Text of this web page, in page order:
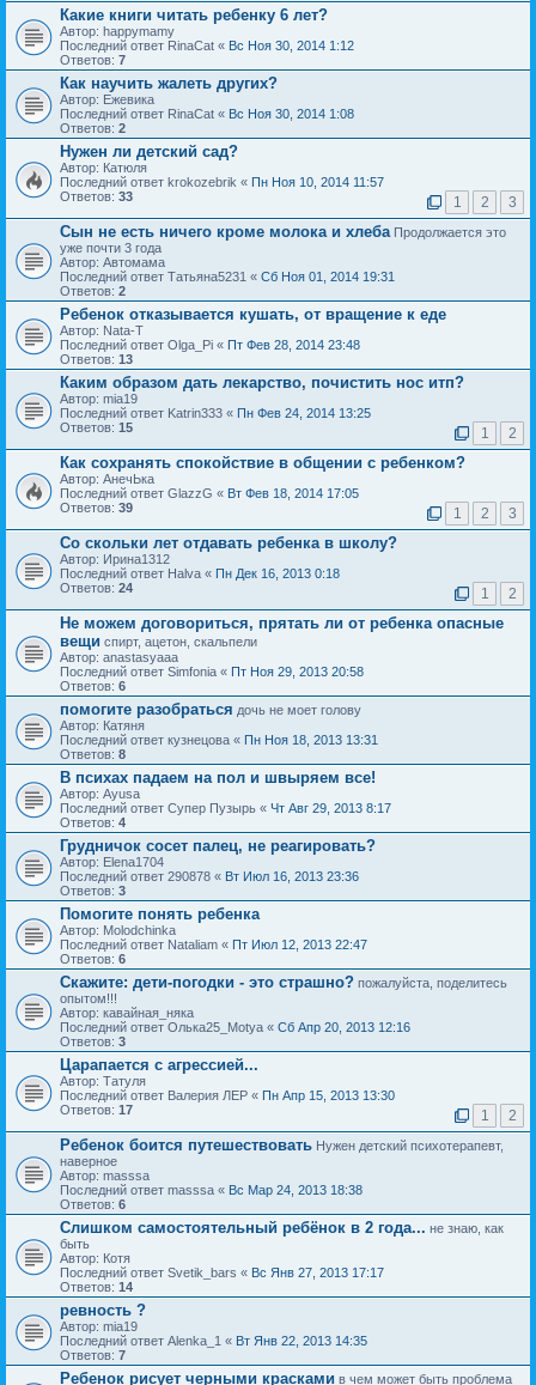
Какие книги читать ребенку 6 лет?
Автор: happymamy
Последний ответ RinaCat « Вс Ноя 30, 2014 1:12
Ответов: 7
Как научить жалеть других?
Автор: Ежевика
Последний ответ RinaCat « Вс Ноя 30, 2014 1:08
Ответов: 2
Нужен ли детский сад?
Автор: Катюля
Последний ответ krokozebrik « Пн Ноя 10, 2014 11:57
Ответов: 33 1 2 3
Сын не есть ничего кроме молока и хлеба Продолжается это
уже почти 3 года
Автор: Автомама
Последний ответ Татьяна5231 « Сб Ноя 01, 2014 19:31
Ответов: 2
Ребенок отказывается кушать, от вращение к еде
Автор: Nata-T
Последний ответ Olga_Pi « Пт Фев 28, 2014 23:48
Ответов: 13
Каким образом дать лекарство, почистить нос итп?
Автор: mia19
Последний ответ Katrin333 « Пн Фев 24, 2014 13:25
Ответов: 15 1 2
Как сохранять спокойствие в общении с ребенком?
Автор: АнечЬка
Последний ответ GlazzG « Вт Фев 18, 2014 17:05
Ответов: 39 1 2 3
Со скольки лет отдавать ребенка в школу?
Автор: Ирина1312
Последний ответ Halva « Пн Дек 16, 2013 0:18
Ответов: 24 1 2
Не можем договориться, прятать ли от ребенка опасные
вещи спирт, ацетон, скальпели
Автор: anastasyaaa
Последний ответ Simfonia « Пт Ноя 29, 2013 20:58
Ответов: 6
помогите разобраться дочь не моет голову
Автор: Катяня
Последний ответ кузнецова « Пн Ноя 18, 2013 13:31
Ответов: 8
В психах падаем на пол и швыряем все!
Автор: Ayusa
Последний ответ Супер Пузырь « Чт Авг 29, 2013 8:17
Ответов: 4
Грудничок сосет палец, не реагировать?
Автор: Elena1704
Последний ответ 290878 « Вт Июл 16, 2013 23:36
Ответов: 3
Помогите понять ребенка
Автор: Molodchinka
Последний ответ Nataliam « Пт Июл 12, 2013 22:47
Ответов: 6
Скажите: дети-погодки - это страшно? пожалуйста, поделитесь
опытом!!!
Автор: кавайная_няка
Последний ответ Олька25_Motya « Сб Апр 20, 2013 12:16
Ответов: 3
Царапается с агрессией...
Автор: Татуля
Последний ответ Валерия ЛЕР « Пн Апр 15, 2013 13:30
Ответов: 17 1 2
Ребенок боится путешествовать Нужен детский психотерапевт,
наверное
Автор: masssa
Последний ответ masssa « Вс Мар 24, 2013 18:38
Ответов: 6
Слишком самостоятельный ребёнок в 2 года... не знаю, как
быть
Автор: Котя
Последний ответ Svetik_bars « Вс Янв 27, 2013 17:17
Ответов: 14
ревность ?
Автор: mia19
Последний ответ Alenka_1 « Вт Янв 22, 2013 14:35
Ответов: 7
Ребенок рисует черными красками в чем может быть проблема